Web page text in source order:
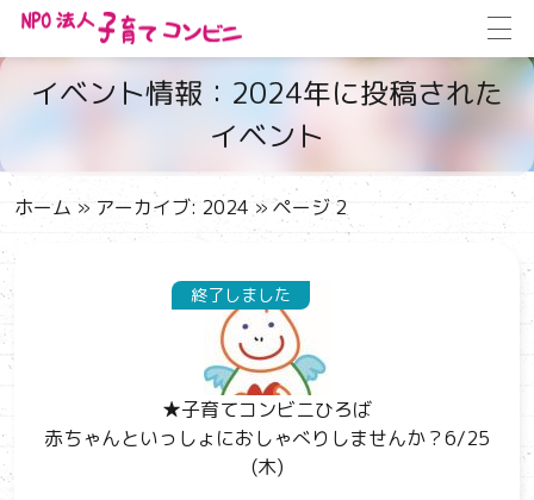
イベント情報：2024年に投稿された
イベント
ホーム » アーカイブ: 2024 » ページ 2
終了しました
★子育てコンビニひろば
赤ちゃんといっしょにおしゃべりしませんか？6/25
(木)